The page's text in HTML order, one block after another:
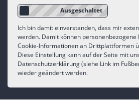
Ich bin damit einverstanden, dass mir
werden. Damit können personenbezogene
Cookie-Informationen an Drittplattformen
Diese Einstellung kann auf der Seite mit
Datenschutzerklärung (siehe Link im
wieder geändert werden.